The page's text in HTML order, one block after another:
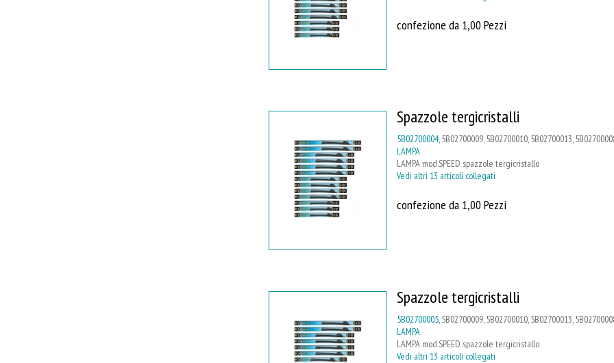
confezione da 1,00 Pezzi
Spazzole tergicristalli
5B02700004, 5B02700009, 5B02700010, 5B02700013,
LAMPA
LAMPA mod.SPEED spazzole tergicristallo
Vedi altri 13 articoli collegati
confezione da 1,00 Pezzi
Spazzole tergicristalli
5B02700005, 5B02700009, 5B02700010, 5B02700013,
LAMPA
LAMPA mod.SPEED spazzole tergicristallo
Vedi altri 13 articoli collegati